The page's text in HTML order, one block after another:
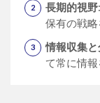
長期的視野
保有の戦略
情報収集
て常に情報